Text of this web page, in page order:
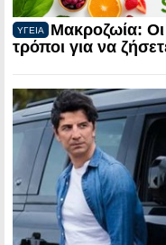
ΥΓΕΙΑ
Μακροζωία: Οι
τρόποι για να